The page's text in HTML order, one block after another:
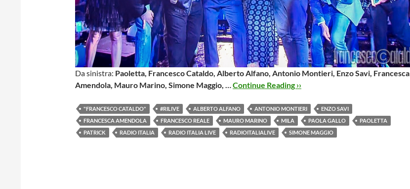
Da sinistra: Paoletta, Francesco Cataldo, Alberto Alfano, Antonio Montieri, Enzo Savi, Francesca
Amendola, Mauro Marino, Simone Maggio, …Continue Reading ››
"FRANCESCO CATALDO" #RILIVE ALBERTO ALFANO ANTONIO MONTIERI
ENZO SAVI
FRANCESCA AMENDOLA
FRANCESCO REALE MAURO MARINO MILA PAOLA GALLO
PAOLETTA
PATRICK
RADIO ITALIA RADIO ITALIA LIVE RADIOITALIALIVE SIMONE MAGGIO